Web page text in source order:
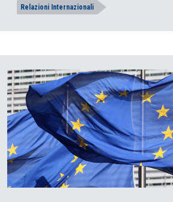
Relazioni Internazionali